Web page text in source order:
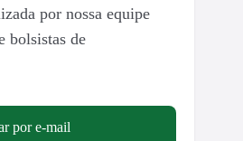
por nossa equipe
bolsistas de
por e-mail